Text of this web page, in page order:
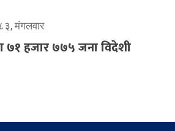
मंगलवार
७१ हजार ७७५ जना विदेशी